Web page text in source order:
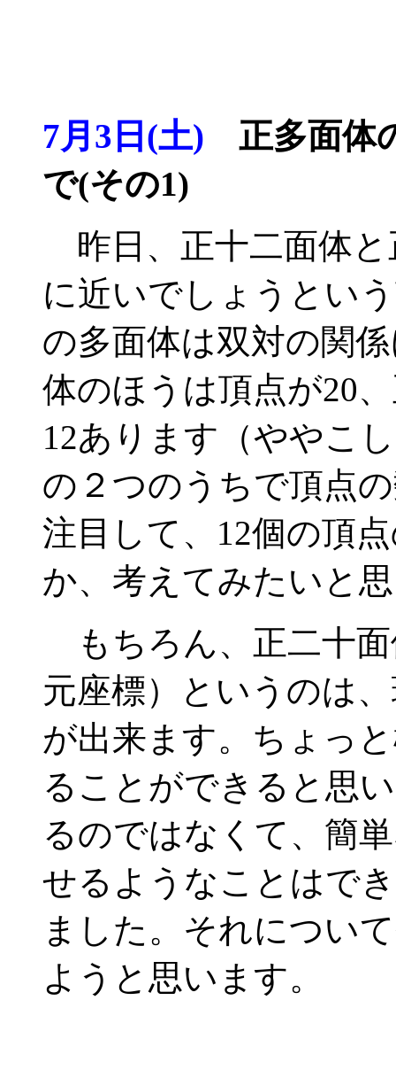
7月3日(土) 正多面体
で(その1)
昨日、正十二面体と
に近いでしょうとい
の多面体は双対の関
体のほうは頂点が20
12あります（ややこ
の２つのうちで頂点
注目して、12個の頂
か、考えてみたいと
もちろん、正二十面
元座標）というのは
が出来ます。ちょっ
ることができると思
るのではなくて、簡
せるようなことはで
ました。それについ
ようと思います。